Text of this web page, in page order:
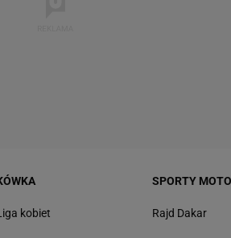
kobiet
SPORTY
Rajd Dakar